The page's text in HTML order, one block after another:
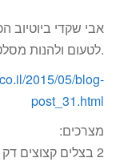
אבי שקדי ביוטיוב
.לטעום ולהנות
2015/05/blog-
post_31.html
מצרכים:
2 בצלים קצוצים דק